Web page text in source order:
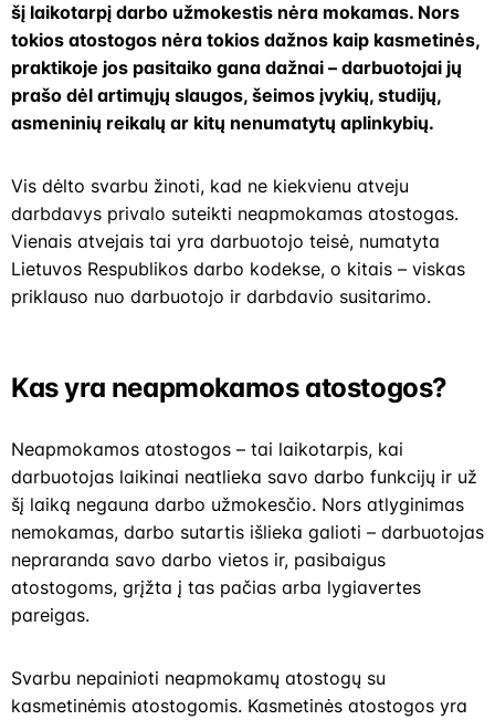
šį laikotarpį darbo užmokestis nėra mokamas. Nors
tokios atostogos nėra tokios dažnos kaip kasmetinės,
praktikoje jos pasitaiko gana dažnai – darbuotojai jų
prašo dėl artimųjų slaugos, šeimos įvykių, studijų,
asmeninių reikalų ar kitų nenumatytų aplinkybių.
Vis dėlto svarbu žinoti, kad ne kiekvienu atveju
darbdavys privalo suteikti neapmokamas atostogas.
Vienais atvejais tai yra darbuotojo teisė, numatyta
Lietuvos Respublikos darbo kodekse, o kitais – viskas
priklauso nuo darbuotojo ir darbdavio susitarimo.
Kas yra neapmokamos atostogos?
Neapmokamos atostogos – tai laikotarpis, kai
darbuotojas laikinai neatlieka savo darbo funkcijų ir už
šį laiką negauna darbo užmokesčio. Nors atlyginimas
nemokamas, darbo sutartis išlieka galioti – darbuotojas
nepraranda savo darbo vietos ir, pasibaigus
atostogoms, grįžta į tas pačias arba lygiavertes
pareigas.
Svarbu nepainioti neapmokamų atostogų su
kasmetinėmis atostogomis. Kasmetinės atostogos yra